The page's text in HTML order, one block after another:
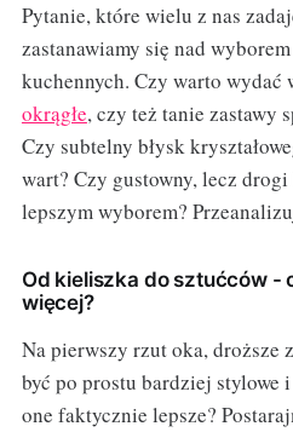
Pytanie, które wielu z nas
zastanawiamy się nad
kuchennych. Czy warto wydać
okrągłe, czy też tanie zastawy
Czy subtelny błysk
wart? Czy gustowny, lecz
lepszym wyborem?
Od kieliszka do sztućców -
więcej?
Na pierwszy rzut oka, droższe
być po prostu bardziej stylowe
one faktycznie lepsze?